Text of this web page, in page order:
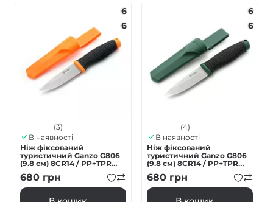
6
6
(3)
В наявності
Ніж фіксований
туристичний Ganzo G806
(9.8 см) 8CR14 / PP+TPR
помаранчевий з чохлом
680 грн
6
6
(4)
В наявності
Ніж фіксований
туристичний Ganzo G806
(9.8 см) 8CR14 / PP+TPR
зелений з чохлом
680 грн